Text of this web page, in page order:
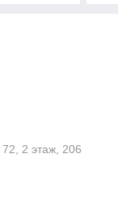
2 этаж, 206